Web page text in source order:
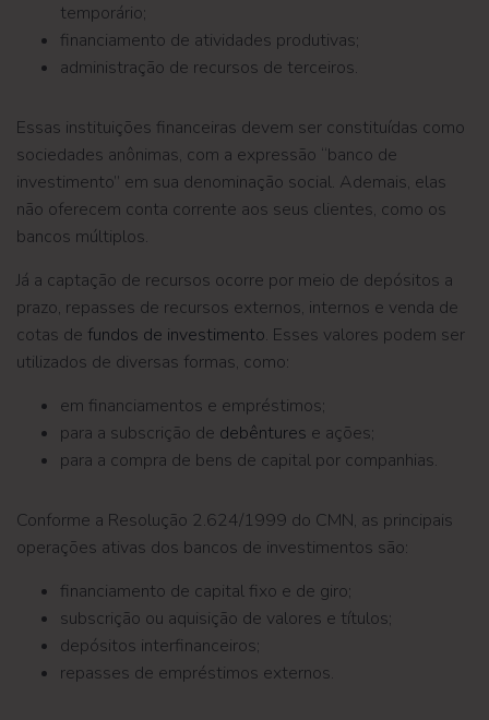
temporário;
financiamento de atividades produtivas;
administração de recursos de terceiros.
Essas instituições financeiras devem ser constituídas como
sociedades anônimas, com a expressão “banco de
investimento” em sua denominação social. Ademais, elas
não oferecem conta corrente aos seus clientes, como os
bancos múltiplos.
Já a captação de recursos ocorre por meio de depósitos a
prazo, repasses de recursos externos, internos e venda de
cotas de fundos de investimento. Esses valores podem ser
utilizados de diversas formas, como:
em financiamentos e empréstimos;
para a subscrição de debêntures e ações;
para a compra de bens de capital por companhias.
Conforme a Resolução 2.624/1999 do CMN, as principais
operações ativas dos bancos de investimentos são:
financiamento de capital fixo e de giro;
subscrição ou aquisição de valores e títulos;
depósitos interfinanceiros;
repasses de empréstimos externos.